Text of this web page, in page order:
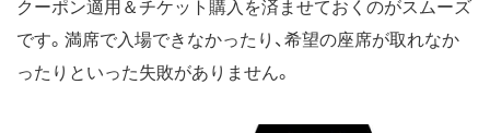
クーポン適用＆チケット購入を済ませておくのがスムーズ
です。満席で入場できなかったり、希望の座席が取れなか
ったりといった失敗がありません。